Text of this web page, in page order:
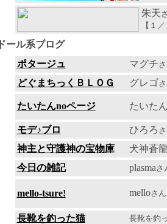
朱天
【１
ドール系ブログ
ポタージュ
マグチ
どぐまちっくＢＬＯＧ グレゴ
たいたんnoページ たいた
モデ♪ブロ ひろろ
神主と守護神の宝物庫
犬神蒼
今日の雑記
plasmaさ
mello-tsure! melloさん
長靴を釣った猫 長靴を釣